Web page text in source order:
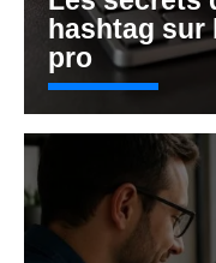
hashtag sur
pro